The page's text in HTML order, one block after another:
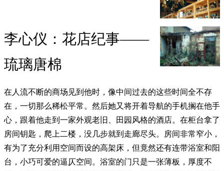
李心仪：花店纪事——
琉璃唐棉
在人流不断的商场见到他时，像中间过去的这些时间全不存
在，一切那么稀松平常。然后她又将开着导航的手机搁在他手
心，跟着他走到一家外观老旧、田园风格的酒店。在柜台拿了
房间钥匙，爬上二楼，没几步就到走廊尽头。房间非常窄小，
有为了充分利用空间而设的高架床，但竟然还有连带浴室和阳
台，小巧可爱的逼仄空间。浴室的门只是一张薄板，厚度不